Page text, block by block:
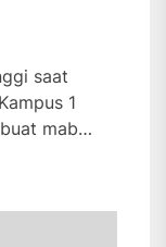
saat
1
maba